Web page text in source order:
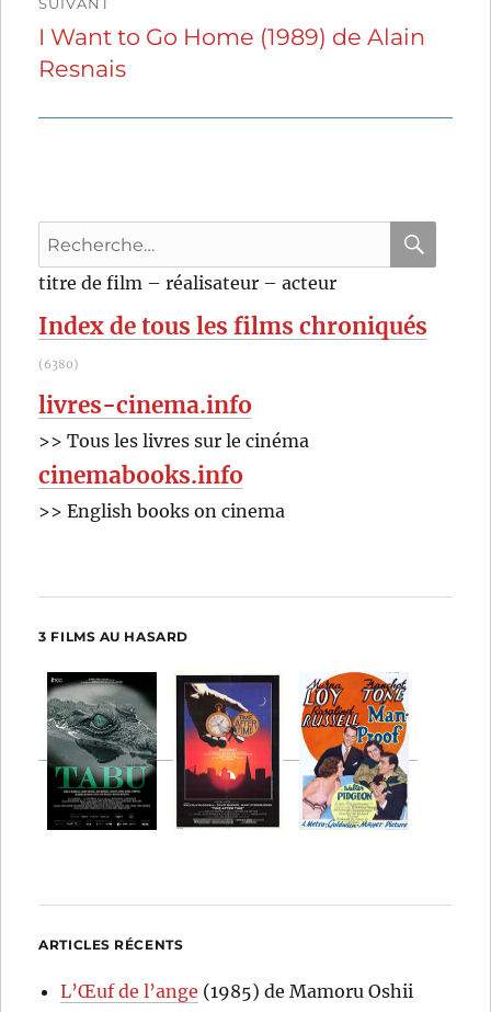
Publication
suivante :
I Want to Go Home (1989) de Alain
Resnais
Recherche
pour
titre de film – réalisateur – acteur
Index de tous les films chroniqués
(6380)
livres-cinema.info
>> Tous les livres sur le cinéma
cinemabooks.info
>> English books on cinema
3 FILMS AU HASARD
ARTICLES RÉCENTS
L’Œuf de l’ange (1985) de Mamoru Oshii